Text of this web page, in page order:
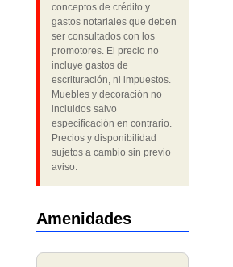
conceptos de crédito y
gastos notariales que deben
ser consultados con los
promotores. El precio no
incluye gastos de
escrituración, ni impuestos.
Muebles y decoración no
incluidos salvo
especificación en contrario.
Precios y disponibilidad
sujetos a cambio sin previo
aviso.
Amenidades